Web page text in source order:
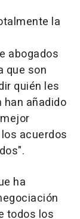
la
abogados
que son
quién les
añadido
acuerdos
ha
todos los